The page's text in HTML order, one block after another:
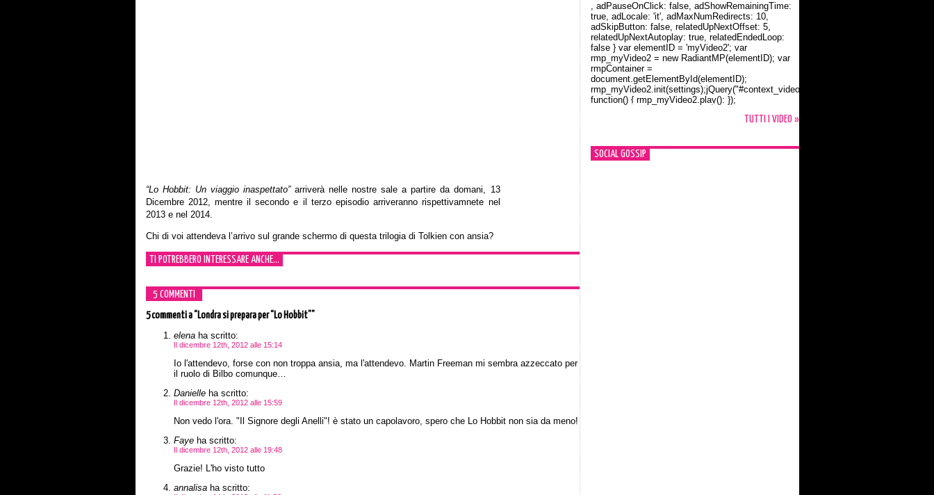
“Lo Hobbit: Un viaggio inaspettato”arriverà nelle nostre sale a partire da domani, 13
Dicembre 2012, mentre il secondo e il terzo episodio arriveranno rispettivamnete nel
2013 e nel 2014.
Chi di voi attendeva l’arrivo sul grande schermo di questa trilogia di Tolkien con ansia?
TI POTREBBERO INTERESSARE ANCHE...
5 COMMENTI
5 commentia “Londra si prepara per “Lo Hobbit””
elenaha scritto:
Il dicembre 12th, 2012 alle 15:14
Io l'attendevo, forse con non troppa ansia, ma l'attendevo. Martin Freeman mi sembra azzeccato per
il ruolo di Bilbo comunque…
Danielleha scritto:
Il dicembre 12th, 2012 alle 15:59
Non vedo l'ora. "Il Signore degli Anelli"! è stato un capolavoro, spero che Lo Hobbit non sia da meno!
Fayeha scritto:
Il dicembre 12th, 2012 alle 19:48
Grazie! L'ho visto tutto
annalisaha scritto:
Orlando Bloom e la t-shirt dedicata a Flynn
, adPauseOnClick: false, adShowRemainingTime:
true, adLocale: 'it', adMaxNumRedirects: 10,
adSkipButton: false, relatedUpNextOffset: 5,
relatedUpNextAutoplay: true, relatedEndedLoop:
false } var elementID = 'myVideo2'; var
rmp_myVideo2 = new RadiantMP(elementID); var
rmpContainer =
document.getElementById(elementID);
rmp_myVideo2.init(settings);jQuery("#context_video2").one("mouseover",
function() { rmp_myVideo2.play(); });
TUTTI I VIDEO »
SOCIAL GOSSIP